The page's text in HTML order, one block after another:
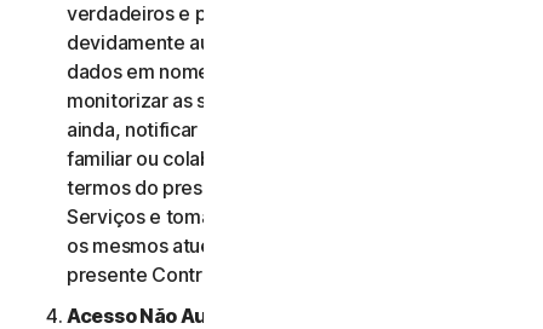
verdadeiros e precisos e garante que está
devidamente autorizado para fornecer esses
dados em nome desses membros e para
monitorizar as suas contas. O Utilizador aceita,
ainda, notificar os membros do seu agregado
familiar ou colaboradores de PE relativamente aos
termos do presente Contrato de Licença e
Serviços e tomar as medidas necessárias para que
os mesmos atuem em conformidade com o
presente Contrato de Licença e Serviços.
Acesso Não Autorizado à Conta do Utilizador